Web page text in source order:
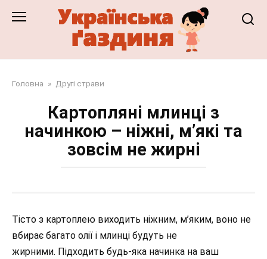
Головна » Другі страви
Картопляні млинці з
начинкою – ніжні, м’які та
зовсім не жирні
Тісто з картоплею виходить ніжним, м’яким, воно не
вбирає багато олії і млинці будуть не
жирними. Підходить будь-яка начинка на ваш